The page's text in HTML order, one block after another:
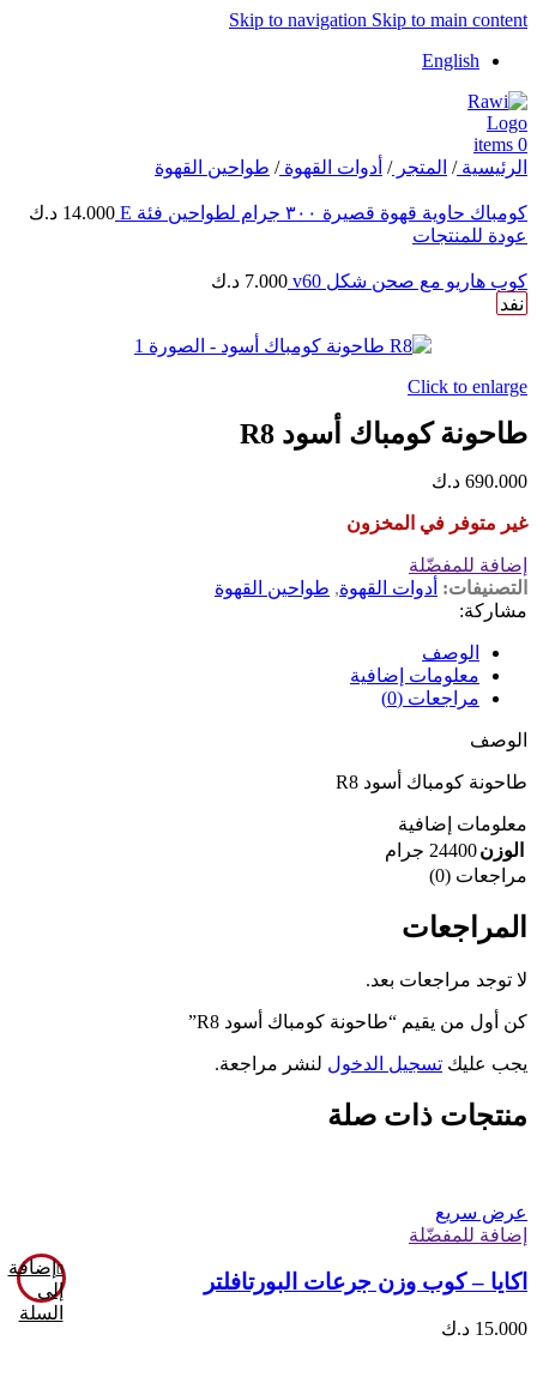
Skip to navigation Skip to main content
English
0
items
الرئيسية/ المتجر/ أدوات القهوة/ طواحين القهوة
كومباك حاوية قهوة قصيرة ٣٠٠ جرام لطواحين فئة E 14.000 د.ك
عودة للمنتجات
كوب هاريو مع صحن شكل v60 7.000 د.ك
نفد
Click to enlarge
طاحونة كومباك أسود R8
690.000 د.ك
غير متوفر في المخزون
إضافة للمفضّلة
التصنيفات: أدوات القهوة, طواحين القهوة
مشاركة:
الوصف
معلومات إضافية
مراجعات (0)
الوصف
طاحونة كومباك أسود R8
معلومات إضافية
الوزن24400 جرام
مراجعات (0)
المراجعات
لا توجد مراجعات بعد.
كن أول من يقيم “طاحونة كومباك أسود R8”
يجب عليك تسجيل الدخول لنشر مراجعة.
منتجات ذات صلة
عرض سريع
إضافة للمفضّلة
إضافة
إلى
السلة
اكايا – كوب وزن جرعات البورتافلتر
15.000 د.ك